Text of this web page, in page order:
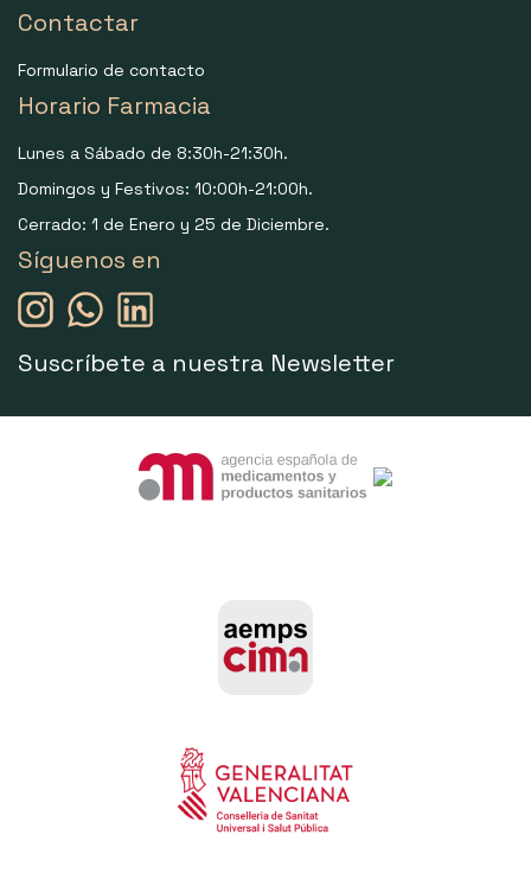
Contactar
Formulario de contacto
Horario Farmacia
Lunes a Sábado de 8:30h-21:30h.
Domingos y Festivos: 10:00h-21:00h.
Cerrado: 1 de Enero y 25 de Diciembre.
Síguenos en
Suscríbete a nuestra Newsletter